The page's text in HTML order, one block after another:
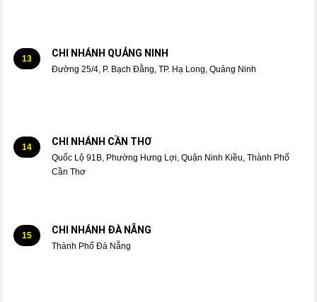
13 CHI NHÁNH QUẢNG NINH
Đường 25/4, P. Bạch Đằng, TP. Hạ Long, Quảng Ninh
14 CHI NHÁNH CẦN THƠ
Quốc Lộ 91B, Phường Hưng Lợi, Quận Ninh Kiều, Thành Phố
Cần Thơ
15 CHI NHÁNH ĐÀ NẴNG
Thành Phố Đà Nẵng